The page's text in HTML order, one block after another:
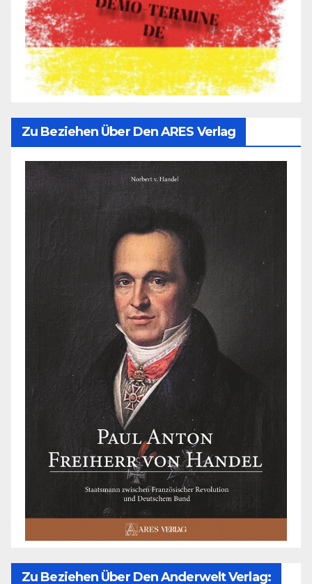
Zu Beziehen Über Den ARES Verlag
Zu Beziehen Über Den Anderwelt Verlag: